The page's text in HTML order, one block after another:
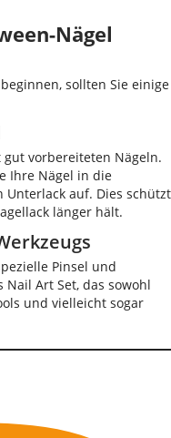
Nägel
sollten Sie einige
vorbereiteten Nägeln.
Ihre Nägel in die
Unterlack auf. Dies schützt
länger hält.
Pinsel und
Nail Art Set, das sowohl
und vielleicht sogar